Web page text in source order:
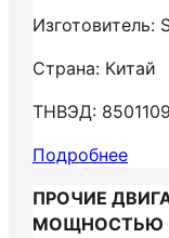
Изготовитель:
Страна: Китай
ТНВЭД:
Подробнее
ПРОЧИЕ
МОЩНОСТЬЮ